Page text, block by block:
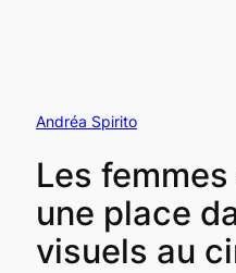
Andréa Spirito
Les
une place
visuels au